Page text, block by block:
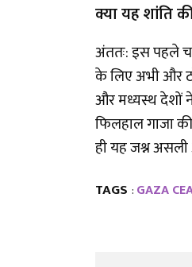
क्या यह शांति
अंततः: इस पहले
के लिए अभी और
और मध्यस्थ देशों
फिलहाल गाजा
ही यह जश्न असली
TAGS : GAZA